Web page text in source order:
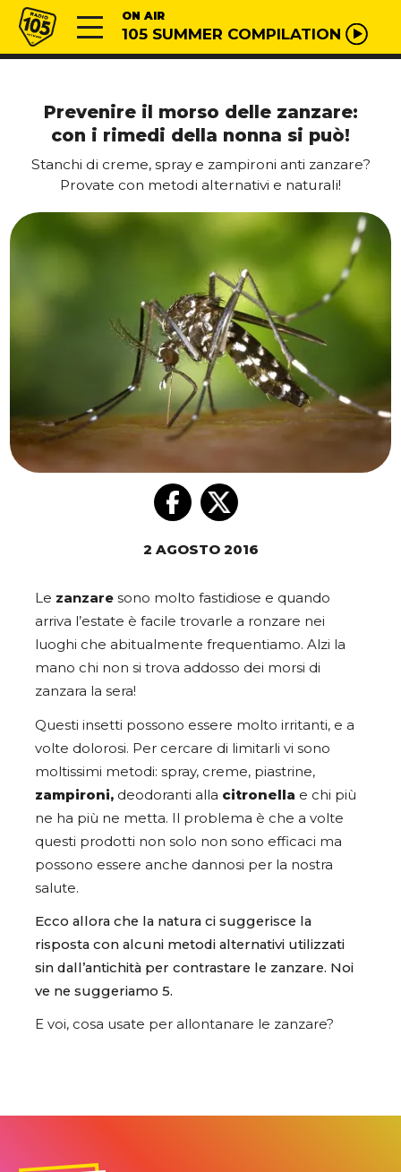
Vai al contenuto
Radio 105 ON AIR
105 SUMMER COMPILATION
Prevenire il morso delle zanzare:
con i rimedi della nonna si può!
Stanchi di creme, spray e zampironi anti zanzare?
Provate con metodi alternativi e naturali!
2 AGOSTO 2016
Le zanzare sono molto fastidiose e quando
arriva l’estate è facile trovarle a ronzare nei
luoghi che abitualmente frequentiamo. Alzi la
mano chi non si trova addosso dei morsi di
zanzara la sera!
Questi insetti possono essere molto irritanti, e a
volte dolorosi. Per cercare di limitarli vi sono
moltissimi metodi: spray, creme, piastrine,
zampironi, deodoranti alla citronella e chi più
ne ha più ne metta. Il problema è che a volte
questi prodotti non solo non sono efficaci ma
possono essere anche dannosi per la nostra
salute.
Ecco allora che la natura ci suggerisce la
risposta con alcuni metodi alternativi utilizzati
sin dall’antichità per contrastare le zanzare. Noi
ve ne suggeriamo 5.
E voi, cosa usate per allontanare le zanzare?